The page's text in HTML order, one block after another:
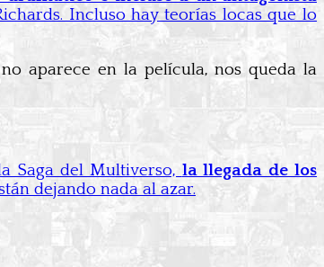
Incluso hay teorías locas que lo
aparece en la película, nos queda la
Saga del Multiverso, la llegada de los
dejando nada al azar.